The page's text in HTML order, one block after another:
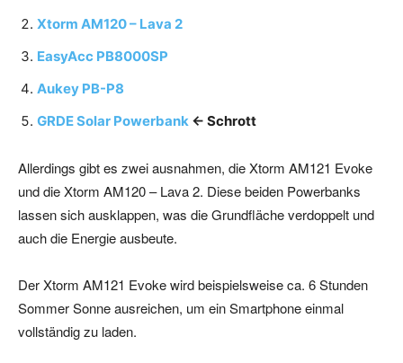
Xtorm AM120 – Lava 2
EasyAcc PB8000SP
Aukey PB-P8
GRDE Solar Powerbank <- Schrott
Allerdings gibt es zwei ausnahmen, die Xtorm AM121 Evoke
und die Xtorm AM120 – Lava 2. Diese beiden Powerbanks
lassen sich ausklappen, was die Grundfläche verdoppelt und
auch die Energie ausbeute.
Der Xtorm AM121 Evoke wird beispielsweise ca. 6 Stunden
Sommer Sonne ausreichen, um ein Smartphone einmal
vollständig zu laden.